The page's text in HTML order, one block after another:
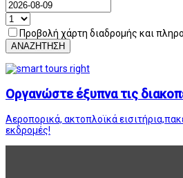
Προβολή χάρτη διαδρομής και
ΑΝΑΖΗΤΗΣΗ
Οργανώστε έξυπνα τις
Αεροπορικά, ακτοπλοϊκά
εκδρομές!